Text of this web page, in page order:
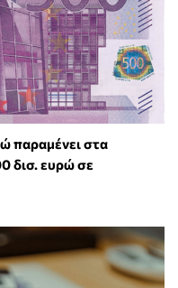
παραμένει στα
δισ. ευρώ σε